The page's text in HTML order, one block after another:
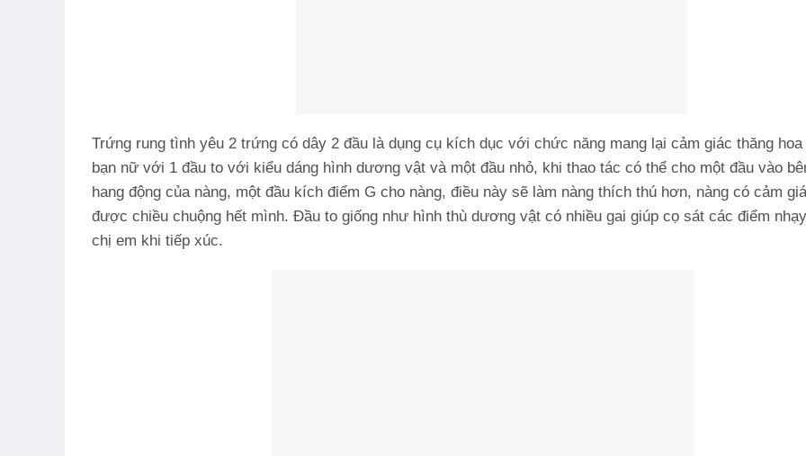
Trứng rung tình yêu 2 trứng có dây 2 đầu là dụng cụ kích dục với chức năng mang lại cảm giác thăng
bạn nữ với 1 đầu to với kiểu dáng hình dương vật và một đầu nhỏ, khi thao tác có thể cho một đầu vào
hang động của nàng, một đầu kích điểm G cho nàng, điều này sẽ làm nàng thích thú hơn, nàng có cảm
được chiều chuộng hết mình. Đầu to giống như hình thù dương vật có nhiều gai giúp cọ sát các điểm
chị em khi tiếp xúc.